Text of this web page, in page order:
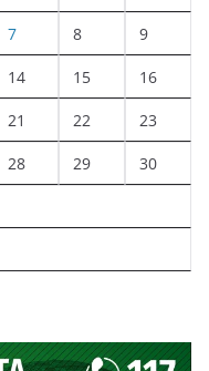
7 8 9
14 15 16
21 22 23
28 29 30